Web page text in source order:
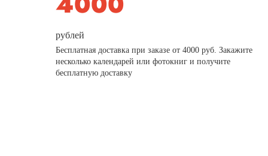
рублей
Бесплатная доставка при заказе от 4000 руб. Закажите
несколько календарей или фотокниг и получите
бесплатную доставку